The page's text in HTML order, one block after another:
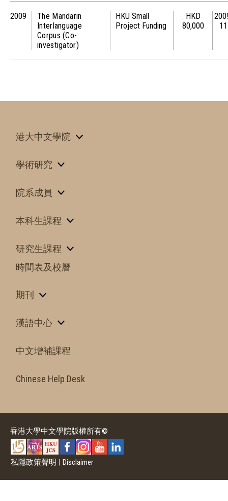
2009
The Mandarin
Interlanguage
Corpus (Co-
investigator)
HKU Small
Project Funding
HKD
80,000
11
港大中文學院
學術研究
院系成員
本科生課程
研究生課程
時間表及校曆
期刊
漢語中心
中文增補課程
Chinese Help Desk
香港大學中文學院版權所有©
私隱政策聲明 | Disclaimer